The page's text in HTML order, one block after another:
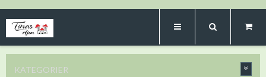
KATEGORIER